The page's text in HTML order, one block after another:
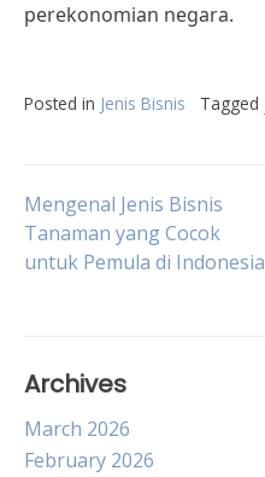
perekonomian negara.
Posted in Jenis Bisnis Tagged
Post
navigation
Mengenal Jenis Bisnis
Tanaman yang Cocok
untuk Pemula di Indonesia
Archives
March 2026
February 2026